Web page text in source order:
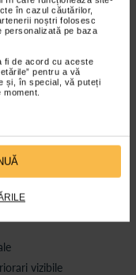
în cazul căutărilor,
noștri folosesc
personalizată pe baza
fi de acord cu aceste
pentru a vă
și, în special, vă puteți
progresiv, fara
conform
vizibile